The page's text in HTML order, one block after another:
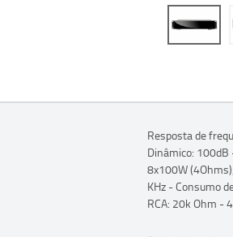
Resposta de
Dinâmico: 100dB
8x100W
KHz - Consumo
RCA: 20k Ohm -